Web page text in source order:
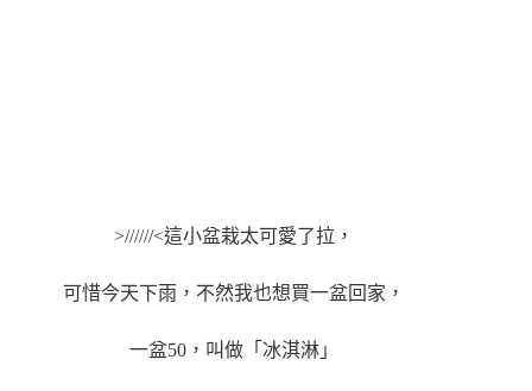
>//////<這小盆栽太可愛了拉，
可惜今天下雨，不然我也想買一盆回家，
一盆50，叫做「冰淇淋」